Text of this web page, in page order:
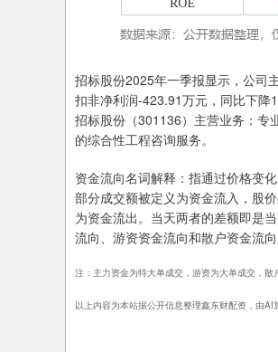
招标股份2025年一季报显示，公司
扣非净利润-423.91万元，同比下降
招标股份（301136）主营业务：专
的综合性工程咨询服务。
资金流向名词解释：指通过价格变
部分成交额被定义为资金流入，股
为资金流出。当天两者的差额即是
流向、游资资金流向和散户资金流向
注：主力资金为特大单成交，游资为大单成交，散
以上内容为本站据公开信息整理鑫东财配资，由